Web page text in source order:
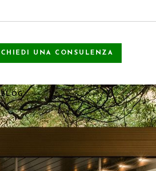
CHIEDI UNA CONSULENZA
BLOG